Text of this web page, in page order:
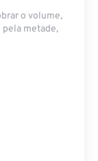
o volume,
pela metade,